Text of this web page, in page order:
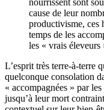
nourrissent sont
cause de leur
productivisme, ces
temps de les
les « vrais éleveurs
L’esprit très terre-à-terre
quelconque consolation
« accompagnées » par
jusqu’à leur mort